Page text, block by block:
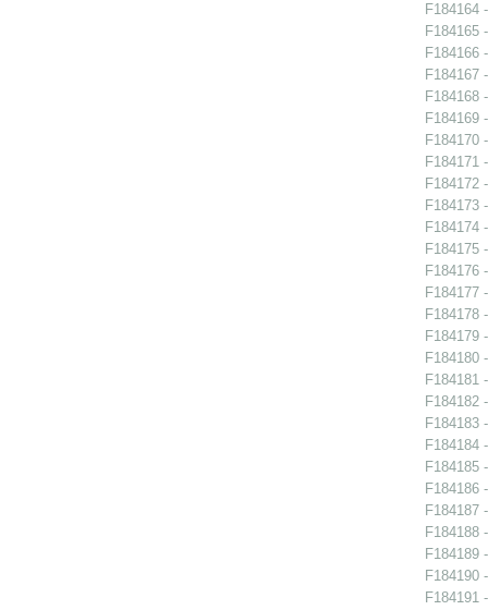
F184164
F184165
F184166
F184167
F184168
F184169
F184170
F184171
F184172
F184173
F184174
F184175
F184176
F184177
F184178
F184179
F184180
F184181
F184182
F184183
F184184
F184185
F184186
F184187
F184188
F184189
F184190
F184191